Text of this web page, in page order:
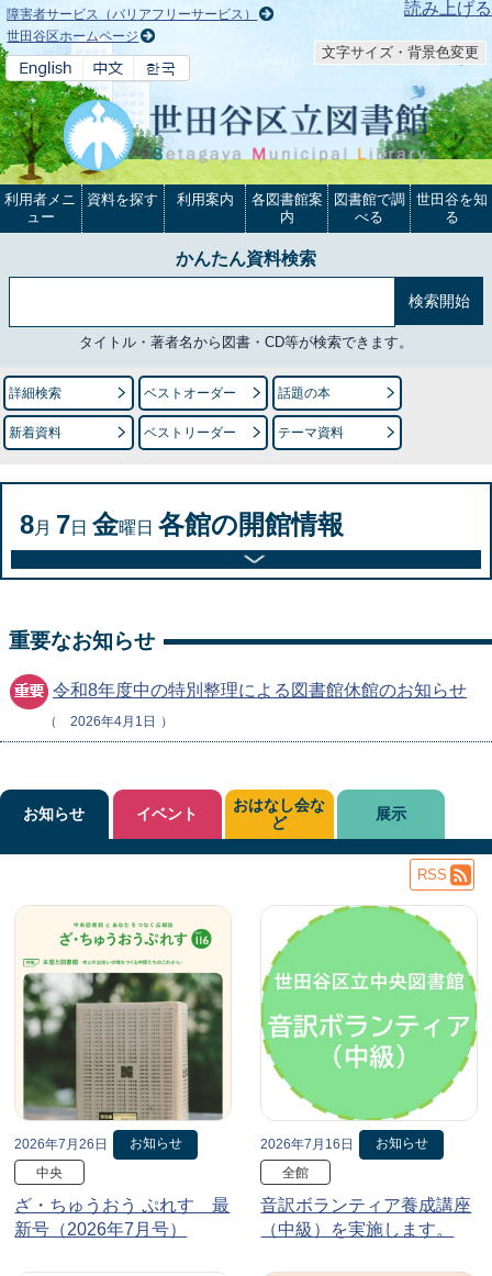
本文へ 読み上げる
障害者サービス（バリアフリーサービス）
世田谷区ホームページ
文字サイズ・背景色変更
利用者メニ
ュー
資料を探す 利用案内
各図書館案
内
図書館で調
べる
世田谷を知
る
かんたん資料検索
タイトル・著者名から図書・CD等が検索できます。
詳細検索 ベストオーダー 話題の本
新着資料 ベストリーダー テーマ資料
8月 7日 金曜日 各館の開館情報
重要なお知らせ
令和8年度中の特別整理による図書館休館のお知らせ
2026年4月1日
お知らせ
2026年7月26日
お知らせ
中央
ざ・ちゅうおう ぷれす 最
新号（2026年7月号）
2026年7月16日
お知らせ
全館
音訳ボランティア養成講座
（中級）を実施します。
イベント
おはなし会な
ど
展示
RSS